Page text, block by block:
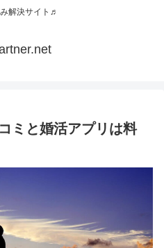
解決サイト♬
ミと婚活アプリは料